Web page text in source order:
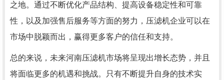
之地。通过不断优化产品结构、提高设备稳定性和可靠
性，以及加强售后服务等方面的努力，压滤机企业可以在
市场中脱颖而出，赢得更多客户的信任和支持。
总的来说，未来河南压滤机市场将呈现出增长态势，并且
将面临更多的机遇和挑战。只有不断提升自身的技术实